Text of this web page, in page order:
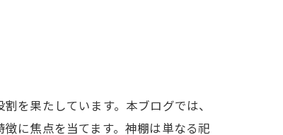
を果たしています。本ブログでは、
に焦点を当てます。神棚は単なる祀